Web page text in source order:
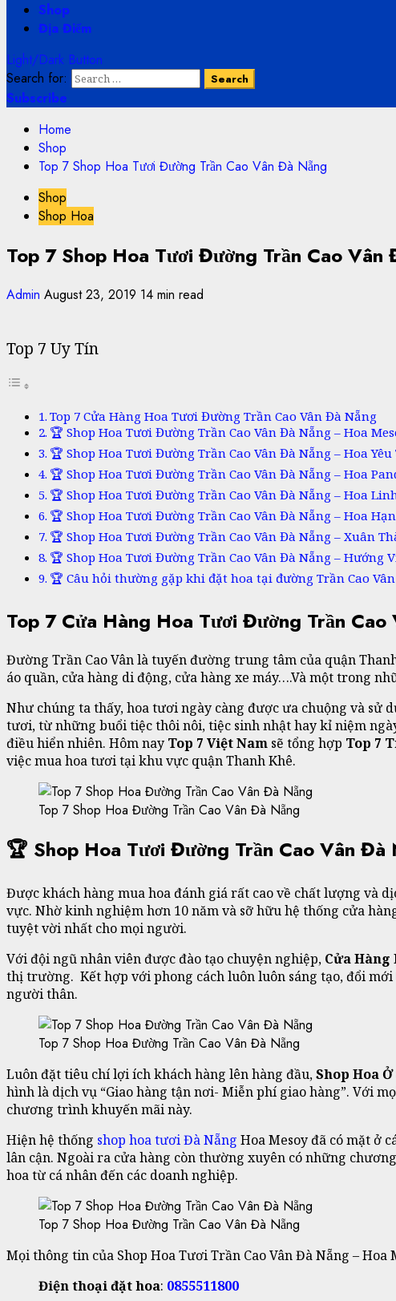
Shop
Địa Điểm
Light/Dark Button
Search for:
Subscribe
Home
Shop
Top 7 Shop Hoa Tươi Đường Trần Cao Vân Đà Nẵng
Shop
Shop Hoa
Top 7 Shop Hoa Tươi Đường Trần Cao Vân
Admin August 23, 2019 14 min read
Top 7 Uy Tín
Top 7 Cửa Hàng Hoa Tươi Đường Trần Cao Vân Đà Nẵng
🏆 Shop Hoa Tươi Đường Trần Cao Vân Đà Nẵng – Hoa
🏆 Shop Hoa Tươi Đường Trần Cao Vân Đà Nẵng – Hoa
🏆 Shop Hoa Tươi Đường Trần Cao Vân Đà Nẵng – Hoa
🏆 Shop Hoa Tươi Đường Trần Cao Vân Đà Nẵng – Hoa
🏆 Shop Hoa Tươi Đường Trần Cao Vân Đà Nẵng – Hoa
🏆 Shop Hoa Tươi Đường Trần Cao Vân Đà Nẵng – Xuân
🏆 Shop Hoa Tươi Đường Trần Cao Vân Đà Nẵng – Hướng
🏆 Câu hỏi thường gặp khi đặt hoa tại đường Trần Cao
Top 7 Cửa Hàng Hoa Tươi Đường Trần
Đường Trần Cao Vân là tuyến đường trung tâm của quận
áo quần, cửa hàng di động, cửa hàng xe máy….Và một trong
Như chúng ta thấy, hoa tươi ngày càng được ưa chuộng và sử
tươi, từ những buổi tiệc thôi nôi, tiệc sinh nhật hay kỉ niệm
điều hiển nhiên. Hôm nay Top 7 Việt Nam sẽ tổng hợp Top 7
việc mua hoa tươi tại khu vực quận Thanh Khê.
Top 7 Shop Hoa Đường Trần Cao Vân Đà Nẵng
🏆 Shop Hoa Tươi Đường Trần Cao Vân
Được khách hàng mua hoa đánh giá rất cao về chất lượng và
vực. Nhờ kinh nghiệm hơn 10 năm và sỡ hữu hệ thống cửa
tuyệt vời nhất cho mọi người.
Với đội ngũ nhân viên được đào tạo chuyện nghiệp, Cửa Hàng
thị trường. Kết hợp với phong cách luôn luôn sáng tạo, đổi
người thân.
Top 7 Shop Hoa Đường Trần Cao Vân Đà Nẵng
Luôn đặt tiêu chí lợi ích khách hàng lên hàng đầu,Shop Hoa
hình là dịch vụ “Giao hàng tận nơi- Miễn phí giao hàng”. Với
chương trình khuyến mãi này.
Hiện hệ thống shop hoa tươi Đà Nẵng Hoa Mesoy đã có mặt ở
lân cận. Ngoài ra cửa hàng còn thường xuyên có những
hoa từ cá nhân đến các doanh nghiệp.
Top 7 Shop Hoa Đường Trần Cao Vân Đà Nẵng
Mọi thông tin của Shop Hoa Tươi Trần Cao Vân Đà Nẵng – Hoa
Điện thoại đặt hoa: 0855511800